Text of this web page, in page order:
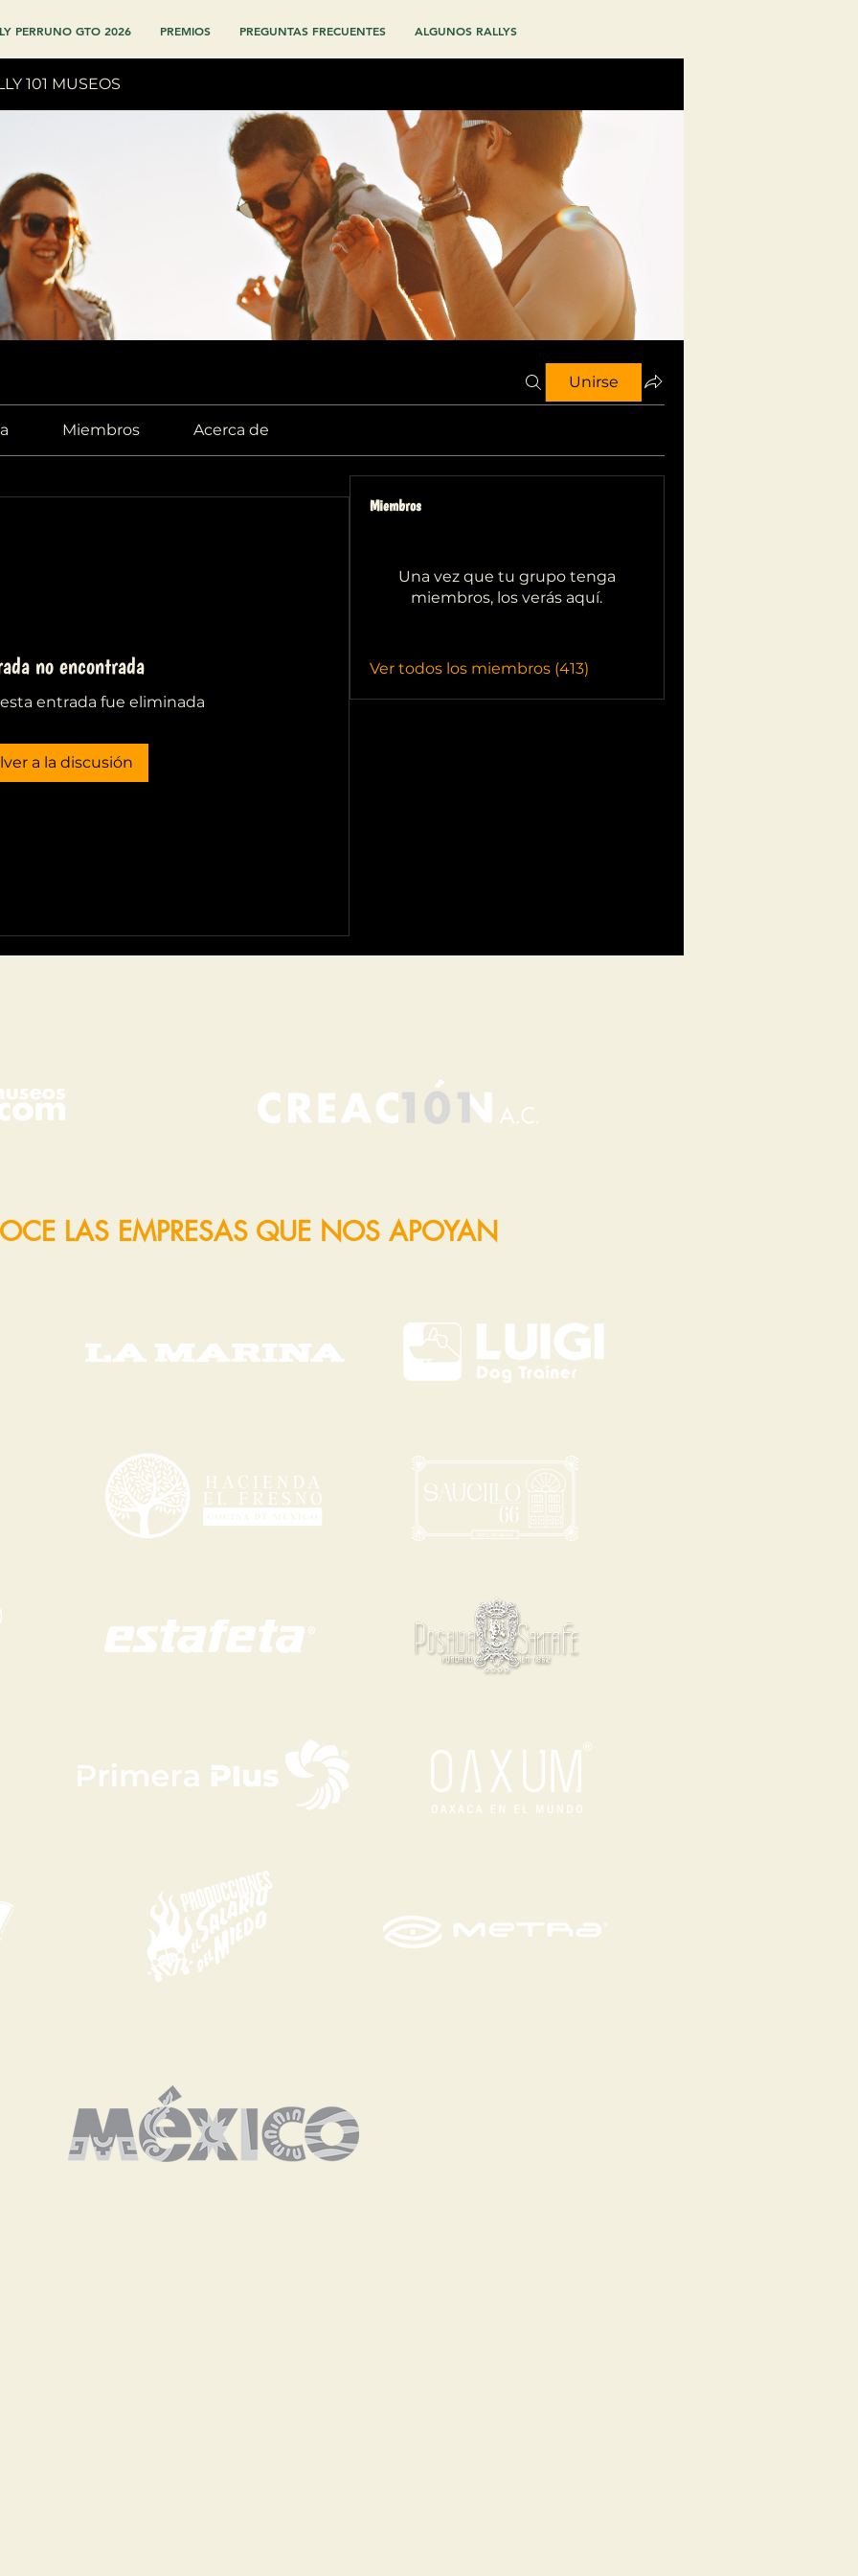
PERRUNO GTO 2026 PREMIOS PREGUNTAS FRECUENTES ALGUNOS RALLYS
101 MUSEOS
Unirse
Miembros Acerca de
no encontrada
entrada fue eliminada
a la discusión
Miembros
Una vez que tu grupo tenga
miembros, los verás aquí.
Ver todos los miembros (413)
LAS EMPRESAS QUE NOS APOYAN